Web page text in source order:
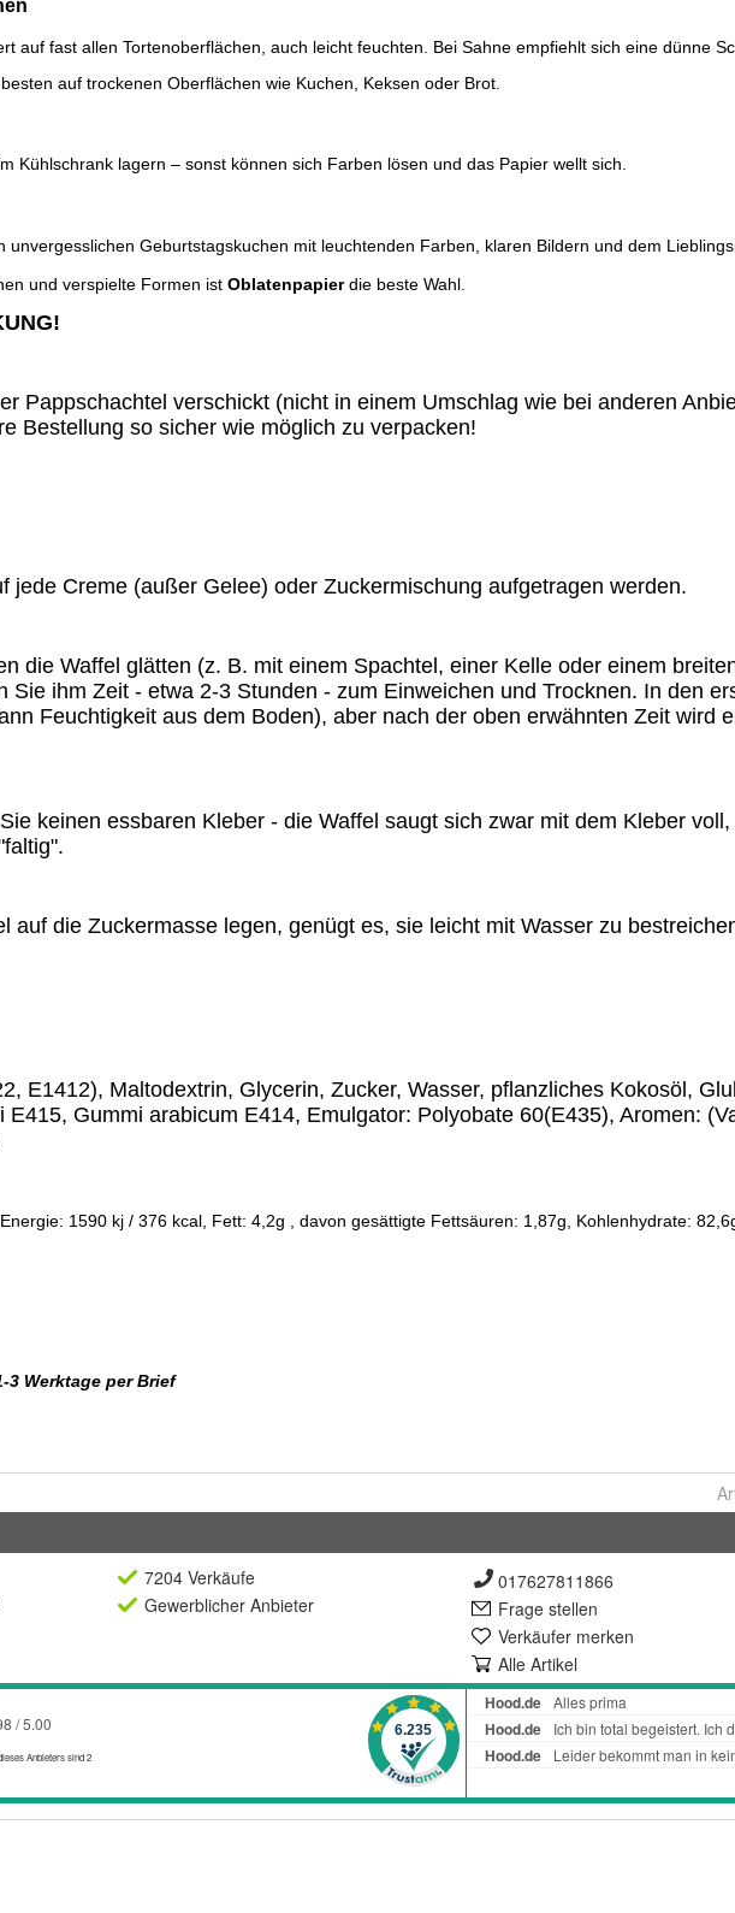
7204 Verkäufe
Gewerblicher Anbieter
017627811866
Frage stellen
Verkäufer merken
Alle Artikel